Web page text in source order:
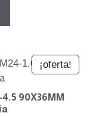
¡oferta!
90X36MM